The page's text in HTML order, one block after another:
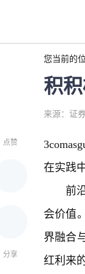
您当前的
积
来源：证
点赞
分享
在实践
前
会价值
界融合
红利来